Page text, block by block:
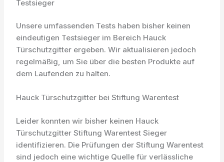
Testsieger
Unsere umfassenden Tests haben bisher keinen
eindeutigen Testsieger im Bereich Hauck
Türschutzgitter ergeben. Wir aktualisieren jedoch
regelmäßig, um Sie über die besten Produkte auf
dem Laufenden zu halten.
Hauck Türschutzgitter bei Stiftung Warentest
Leider konnten wir bisher keinen Hauck
Türschutzgitter Stiftung Warentest Sieger
identifizieren. Die Prüfungen der Stiftung Warentest
sind jedoch eine wichtige Quelle für verlässliche